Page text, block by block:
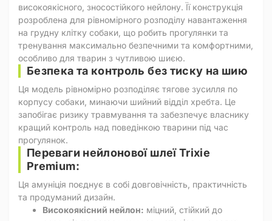
високоякісного, зносостійкого нейлону. Її конструкція
розроблена для рівномірного розподілу навантаження
на грудну клітку собаки, що робить прогулянки та
тренування максимально безпечними та комфортними,
особливо для тварин з чутливою шиєю.
Безпека та контроль без тиску на шию
Ця модель рівномірно розподіляє тягове зусилля по
корпусу собаки, минаючи шийний відділ хребта. Це
запобігає ризику травмування та забезпечує власнику
кращий контроль над поведінкою тварини під час
прогулянок.
Переваги нейлонової шлеї Trixie
Premium:
Ця амуніція поєднує в собі довговічність, практичність
та продуманий дизайн.
Високоякісний нейлон: міцний, стійкий до